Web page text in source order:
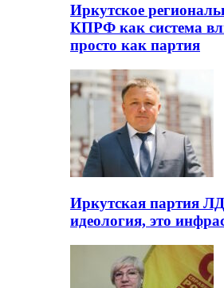
Иркутское
КПРФ как система
просто как партия
Иркутская партия
идеология, это